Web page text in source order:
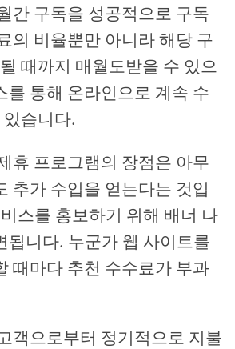
간 구독을 성공적으로 구독
의 비율뿐만 아니라 해당 구
때까지 매월도받을 수 있으
를 통해 온라인으로 계속 수
습니다.
휴 프로그램의 장점은 아무
추가 수입을 얻는다는 것입
스를 홍보하기 위해 배너 나
됩니다. 누군가 웹 사이트를
때마다 추천 수수료가 부과
객으로부터 정기적으로 지불